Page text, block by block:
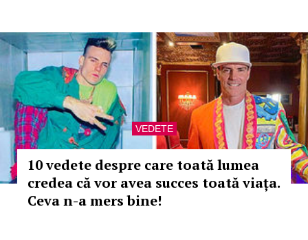
VEDETE
10 vedete despre care toată lumea
credea că vor avea succes toată viața.
Ceva n-a mers bine!